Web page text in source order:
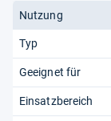
Nutzung
Typ
Geeignet für
Einsatzbereich